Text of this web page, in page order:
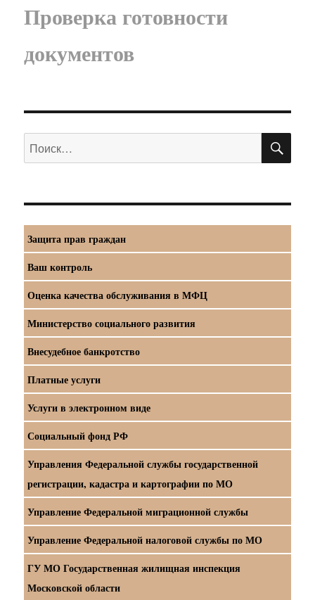
Проверка готовности
документов
Искать:
Защита прав граждан
Ваш контроль
Оценка качества обслуживания в МФЦ
Министерство социального развития
Внесудебное банкротство
Платные услуги
Услуги в электронном виде
Социальный фонд РФ
Управления Федеральной службы государственной
регистрации, кадастра и картографии по МО
Управление Федеральной миграционной службы
Управление Федеральной налоговой службы по МО
ГУ МО Государственная жилищная инспекция
Московской области